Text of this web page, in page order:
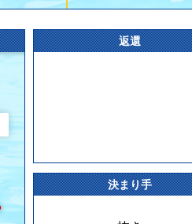
返還
決まり手